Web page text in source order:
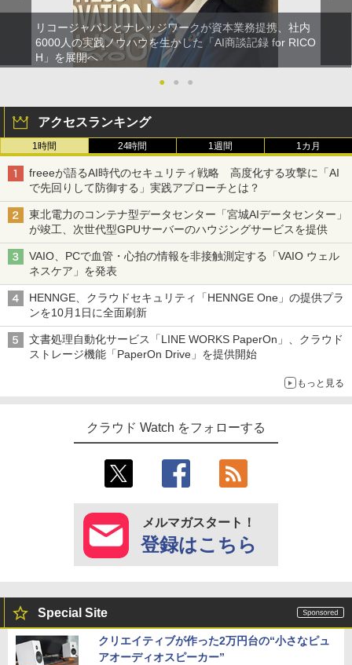
リコージャパンとナレッジワークが資本業務提携、社内
6000人の実践ノウハウを生かした「AI商談記録 for RICO
H」を展開へ
●
● ●
アクセスランキング
1時間 24時間 1週間 1カ月
freeeが語るAI時代のセキュリティ戦略 高度化する攻撃に「AI
で先回りして防御する」実践アプローチとは？
東北電力のコンテナ型データセンター「宮城AIデータセンター」
が竣工、次世代型GPUサーバーのハウジングサービスを提供
VAIO、PCで血管・心拍の情報を非接触測定する「VAIO ウェル
ネスケア」を発表
HENNGE、クラウドセキュリティ「HENNGE One」の提供プラ
ンを10月1日に全面刷新
文書処理自動化サービス「LINE WORKS PaperOn」、クラウド
ストレージ機能「PaperOn Drive」を提供開始
もっと見る
クラウド Watch をフォローする
メルマガスタート！
登録はこちら
Special Site
クリエイティブが作った2万円台の“小さなピュ
アオーディオスピーカー”